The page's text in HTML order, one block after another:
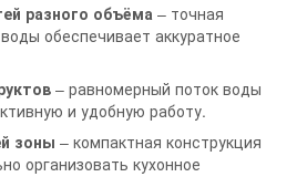
разного объёма – точная
обеспечивает аккуратное
– равномерный поток воды
и удобную работу.
зоны – компактная конструкция
организовать кухонное